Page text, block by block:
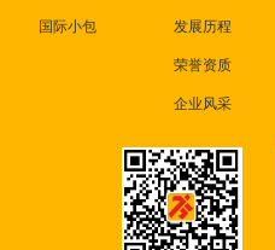
国际小包 发展历程
荣誉资质
企业风采